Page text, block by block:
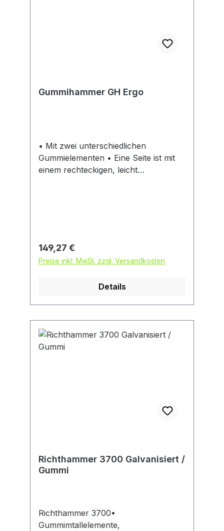
Gummihammer GH Ergo
• Mit zwei unterschiedlichen
Gummielementen • Eine Seite ist mit
einem rechteckigen, leicht
Profil für treffsicheres Schlagen, z.B.
in die Kehlen von H-Steinen
Regulärer Preis:
149,27 €
Preise inkl. MwSt. zzgl. Versandkosten
Details
Richthammer 3700 Galvanisiert /
Gummi
Richthammer 3700•
Gummimtallelemente,